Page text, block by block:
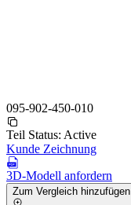
095-902-450-010
Teil Status: Active
Kunde Zeichnung
3D-Modell anfordern
Zum Vergleich hinzufügen